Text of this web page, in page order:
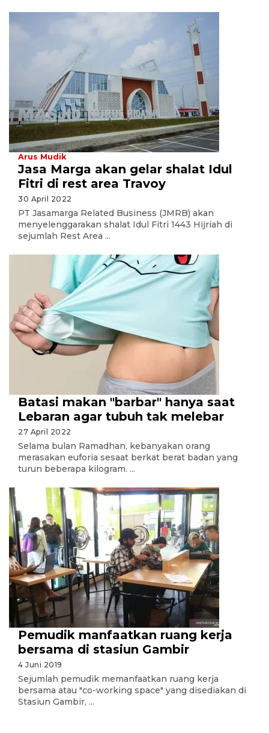
Arus Mudik
Jasa Marga akan gelar shalat Idul
Fitri di rest area Travoy
30 April 2022
PT Jasamarga Related Business (JMRB) akan
menyelenggarakan shalat Idul Fitri 1443 Hijriah di
sejumlah Rest Area ...
Batasi makan "barbar" hanya saat
Lebaran agar tubuh tak melebar
27 April 2022
Selama bulan Ramadhan, kebanyakan orang
merasakan euforia sesaat berkat berat badan yang
turun beberapa kilogram. ...
Pemudik manfaatkan ruang kerja
bersama di stasiun Gambir
4 Juni 2019
Sejumlah pemudik memanfaatkan ruang kerja
bersama atau "co-working space" yang disediakan di
Stasiun Gambir, ...